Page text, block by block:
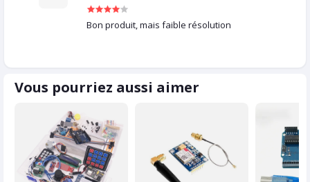
Bon produit, mais faible résolution
Vous pourriez aussi aimer